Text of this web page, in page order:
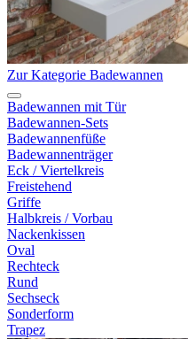
Zur Kategorie Badewannen
Badewannen mit Tür
Badewannen-Sets
Badewannenfüße
Badewannenträger
Eck / Viertelkreis
Freistehend
Griffe
Halbkreis / Vorbau
Nackenkissen
Oval
Rechteck
Rund
Sechseck
Sonderform
Trapez